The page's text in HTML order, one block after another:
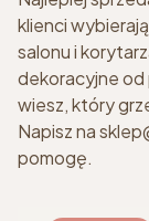
klienci
salonu i
dekoracyjne
wiesz, który
Napisz na
pomogę.